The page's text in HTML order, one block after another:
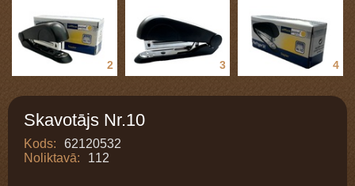
2 3 4
Skavotājs Nr.10
Kods:
62120532
Noliktavā:
112